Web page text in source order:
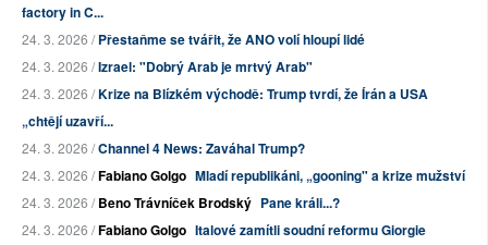
factory in C...
24. 3. 2026 /Přestaňme se tvářit, že ANO volí hloupí lidé
24. 3. 2026 /Izrael: "Dobrý Arab je mrtvý Arab"
24. 3. 2026 /Krize na Blízkém východě: Trump tvrdí, že Írán a USA
„chtějí uzavří...
24. 3. 2026 /Channel 4 News: Zaváhal Trump?
24. 3. 2026 /Fabiano Golgo Mladí republikáni, „gooning" a krize mužství
24. 3. 2026 /Beno Trávníček Brodský Pane králi...?
24. 3. 2026 /Fabiano Golgo Italové zamítli soudní reformu Giorgie